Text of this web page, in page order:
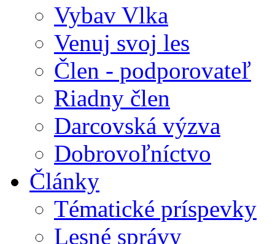
Vybav Vlka
Venuj svoj les
Člen - podporovateľ
Riadny člen
Darcovská výzva
Dobrovoľníctvo
Články
Tématické príspevky
Lesné správy